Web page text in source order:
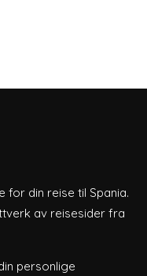
for din reise til Spania.
av reisesider fra
personlige